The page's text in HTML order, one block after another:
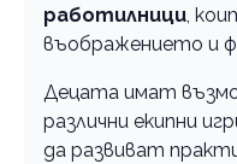
работилници,
въображението и
Децата имат
различни екипни
да развиват